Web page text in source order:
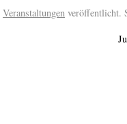
Veranstaltungen veröffentlicht.